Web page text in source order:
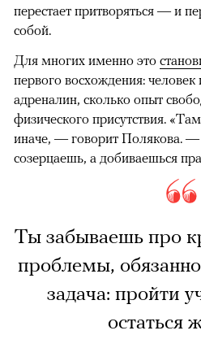
перестает притворяться — и
собой.
Для многих именно это
первого восхождения: человек
адреналин, сколько опыт
физического присутствия.
иначе, — говорит Полякова.
созерцаешь, а добиваешься
Ты забываешь про
проблемы,
задача: пройти
остаться